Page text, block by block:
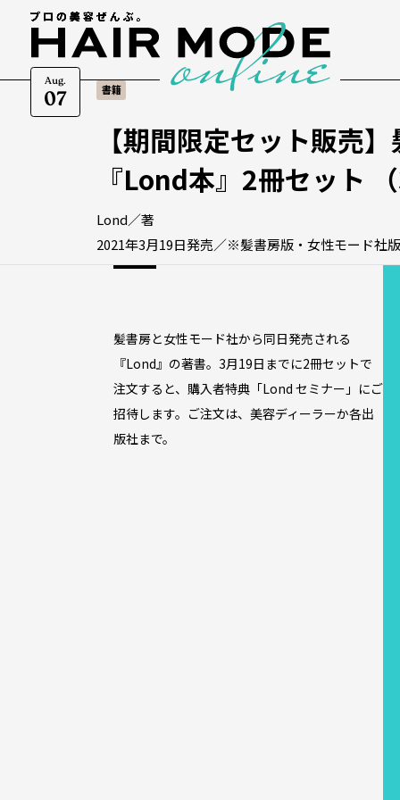
Aug.
07 書籍
【期間限定セット販売
『Lond本』2冊セット
Lond／著
2021年3月19日発売／※髪書房版・女性モード社
髪書房と女性モード社から同日発売される
『Lond』の著書。3月19日までに2冊セットで
注文すると、購入者特典「Lond セミナー」にご
招待します。ご注文は、美容ディーラーか各出
版社まで。